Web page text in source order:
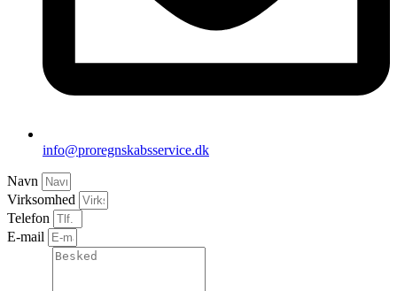
info@proregnskabsservice.dk
Navn
Virksomhed
Telefon
E-mail